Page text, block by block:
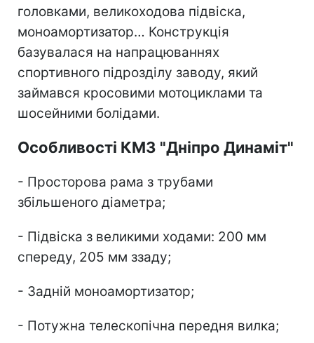
головками, великоходова підвіска,
моноамортизатор… Конструкція
базувалася на напрацюваннях
спортивного підрозділу заводу, який
займався кросовими мотоциклами та
шосейними болідами.
Особливості КМЗ "Дніпро Динаміт"
- Просторова рама з трубами
збільшеного діаметра;
- Підвіска з великими ходами: 200 мм
спереду, 205 мм ззаду;
- Задній моноамортизатор;
- Потужна телескопічна передня вилка;